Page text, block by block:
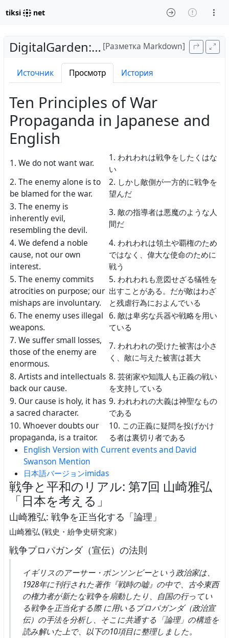
tiksi net
[Разметка Markdown]
DigitalGarden:
Источник Просмотр История
Ten Principles of War
Propaganda in Japanese and
English
1. We do not want war.
1. われわれは戦争をしたくはな
い
2. The enemy alone is to
be blamed for the war.
2. しかし敵側が一方的に戦争を
望んだ
3. The enemy is
inherently evil,
resembling the devil.
3. 敵の指導者は悪魔のような人
間だ
4. We defend a noble
cause, not our own
interest.
4. われわれは領土や覇権のため
ではなく、偉大な使命のために
戦う
5. The enemy commits
atrocities on purpose; our
mishaps are involuntary.
5. われわれも意図せざる犠牲を
出すことがある。だが敵はわざ
と残虐行為におよんでいる
6. The enemy uses illegal
weapons.
6. 敵は卑劣な兵器や戦略を用い
ている
7. We suffer small losses,
those of the enemy are
enormous.
7. われわれの受けた被害は小さ
く、敵に与えた被害は甚大
8. Artists and intellectuals
back our cause.
8. 芸術家や知識人も正義の戦い
を支持している
9. Our cause is holy, it has
a sacred character.
9. われわれの大義は神聖なもの
である
10. Whoever doubts our
propaganda, is a traitor.
10. この正義に疑問を投げかけ
る者は裏切り者である
English Version with Current events and David
Swanson Mention
日本語バージョンimidas
戦争と平和のリアル: 第7回 山崎雅弘
「日本を考える」
山崎雅弘: 戦争を正当化する「論理」
山崎雅弘 (戦史・紛争史研究家）
戦争プロパガンダ（宣伝）の法則
イギリスのアーサー・ポンソンビーという政治家は、
1928年に刊行された著作『戦時の嘘』の中で、古今東西
の権力者が新たな戦争を扇動したり、自国の行ってい
る戦争を正当化する際 に用いるプロパガンダ（政治宣
伝）の手法を分析し、そこに共通する「論理」の構造を
読み解いた上で、以下の10項目に整理しました。